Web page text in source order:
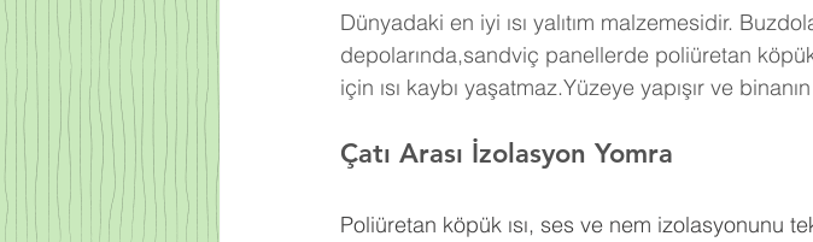
Dünyadaki en iyi ısı yalıtım malzemesidir.
depolarında,sandviç panellerde poliüretan
için ısı kaybı yaşatmaz.Yüzeye yapışır ve
Çatı Arası İzolasyon Yomra
Poliüretan köpük ısı, ses ve nem izolasyonunu